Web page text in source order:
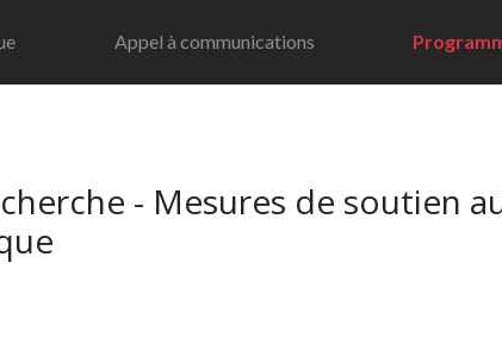
Appel à communications
- Mesures de soutien